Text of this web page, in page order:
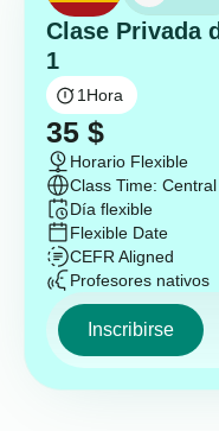
Clase Privada
1
1 Hora
35 $
Horario Flexible
Class Time:
Día flexible
Flexible Date
CEFR Aligned
Profesores nativos
Inscribirse